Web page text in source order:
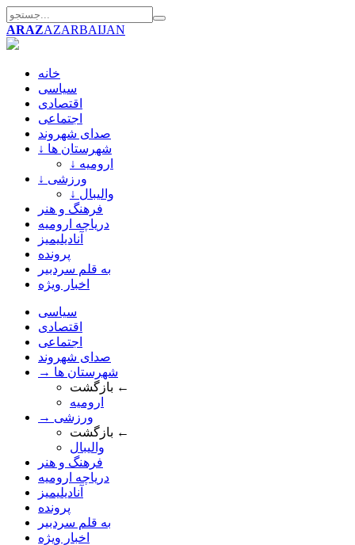
ARAZAZARBAIJAN
خانه
سیاسی
اقتصادی
اجتماعی
صدای شهروند
↓ شهرستان ها
↓ ارومیه
↓ ورزشی
↓ والیبال
فرهنگ و هنر
دریاچه ارومیه
آنادیلیمیز
پرونده
به قلم سردبیر
اخبار ویژه
سیاسی
اقتصادی
اجتماعی
صدای شهروند
→ شهرستان ها
بازگشت ←
ارومیه
→ ورزشی
بازگشت ←
والیبال
فرهنگ و هنر
دریاچه ارومیه
آنادیلیمیز
پرونده
به قلم سردبیر
اخبار ویژه